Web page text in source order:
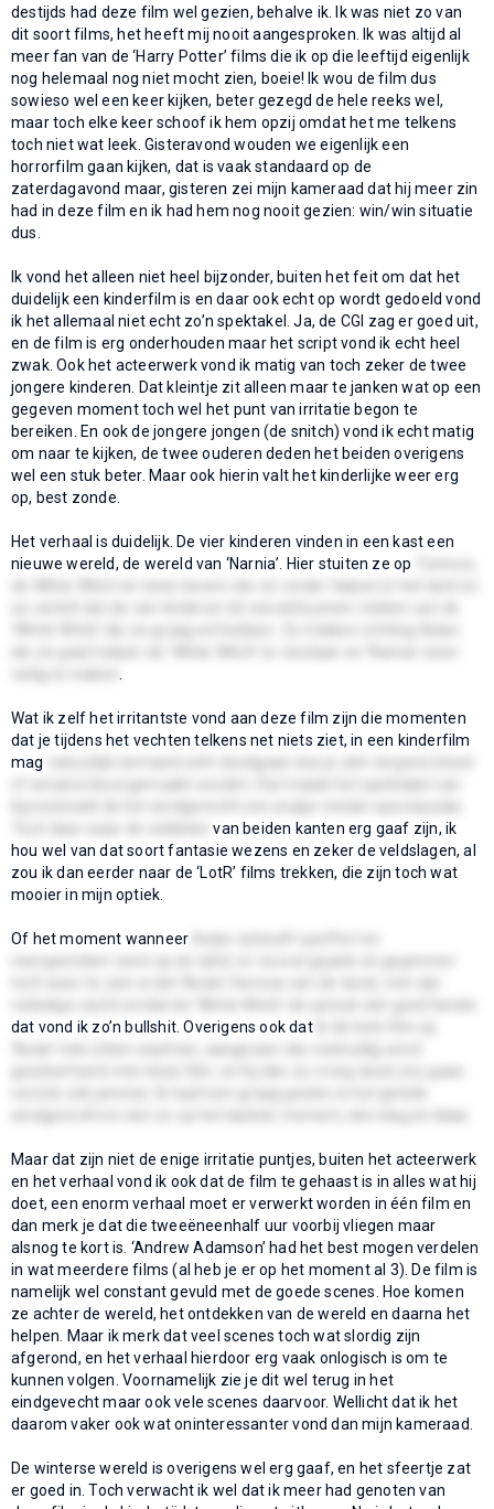
destijds had deze film wel gezien, behalve ik. Ik was niet zo van
dit soort films, het heeft mij nooit aangesproken. Ik was altijd al
meer fan van de ‘Harry Potter’ films die ik op die leeftijd eigenlijk
nog helemaal nog niet mocht zien, boeie! Ik wou de film dus
sowieso wel een keer kijken, beter gezegd de hele reeks wel,
maar toch elke keer schoof ik hem opzij omdat het me telkens
toch niet wat leek. Gisteravond wouden we eigenlijk een
horrorfilm gaan kijken, dat is vaak standaard op de
zaterdagavond maar, gisteren zei mijn kameraad dat hij meer zin
had in deze film en ik had hem nog nooit gezien: win/win situatie
dus.
Ik vond het alleen niet heel bijzonder, buiten het feit om dat het
duidelijk een kinderfilm is en daar ook echt op wordt gedoeld vond
ik het allemaal niet echt zo’n spektakel. Ja, de CGI zag er goed uit,
en de film is erg onderhouden maar het script vond ik echt heel
zwak. Ook het acteerwerk vond ik matig van toch zeker de twee
jongere kinderen. Dat kleintje zit alleen maar te janken wat op een
gegeven moment toch wel het punt van irritatie begon te
bereiken. En ook de jongere jongen (de snitch) vond ik echt matig
om naar te kijken, de twee ouderen deden het beiden overigens
wel een stuk beter. Maar ook hierin valt het kinderlijke weer erg
op, best zonde.
Het verhaal is duidelijk. De vier kinderen vinden in een kast een
nieuwe wereld, de wereld van ‘Narnia’. Hier stuiten ze op
Wat ik zelf het irritantste vond aan deze film zijn die momenten
dat je tijdens het vechten telkens net niets ziet, in een kinderfilm
mag
van beiden kanten erg gaaf zijn, ik
hou wel van dat soort fantasie wezens en zeker de veldslagen, al
zou ik dan eerder naar de ‘LotR’ films trekken, die zijn toch wat
mooier in mijn optiek.
Of het moment wanneer
dat vond ik zo’n bullshit. Overigens ook dat
Maar dat zijn niet de enige irritatie puntjes, buiten het acteerwerk
en het verhaal vond ik ook dat de film te gehaast is in alles wat hij
doet, een enorm verhaal moet er verwerkt worden in één film en
dan merk je dat die tweeëneenhalf uur voorbij vliegen maar
alsnog te kort is. ‘Andrew Adamson’ had het best mogen verdelen
in wat meerdere films (al heb je er op het moment al 3). De film is
namelijk wel constant gevuld met de goede scenes. Hoe komen
ze achter de wereld, het ontdekken van de wereld en daarna het
helpen. Maar ik merk dat veel scenes toch wat slordig zijn
afgerond, en het verhaal hierdoor erg vaak onlogisch is om te
kunnen volgen. Voornamelijk zie je dit wel terug in het
eindgevecht maar ook vele scenes daarvoor. Wellicht dat ik het
daarom vaker ook wat oninteressanter vond dan mijn kameraad.
De winterse wereld is overigens wel erg gaaf, en het sfeertje zat
er goed in. Toch verwacht ik wel dat ik meer had genoten van